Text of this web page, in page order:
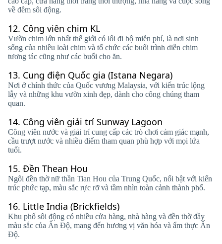
về đêm sôi động.
12. Công viên chim KL
Vườn chim lớn nhất thế giới có lối đi bộ miễn phí, là nơi sinh
sống của nhiều loài chim và tổ chức các buổi trình diễn chim
tương tác cũng như các buổi cho ăn.
13. Cung điện Quốc gia (Istana Negara)
Nơi ở chính thức của Quốc vương Malaysia, với kiến ​​trúc lộng
lẫy và những khu vườn xinh đẹp, dành cho công chúng tham
quan.
14. Công viên giải trí Sunway Lagoon
Công viên nước và giải trí cung cấp các trò chơi cảm giác mạnh,
cầu trượt nước và nhiều điểm tham quan phù hợp với mọi lứa
tuổi.
15. Đền Thean Hou
Ngôi đền thờ nữ thần Tian Hou của Trung Quốc, nổi bật với kiến ​​
trúc phức tạp, màu sắc rực rỡ và tầm nhìn toàn cảnh thành phố.
16. Little India (Brickfields)
Khu phố sôi động có nhiều cửa hàng, nhà hàng và đền thờ đầy
màu sắc của Ấn Độ, mang đến hương vị văn hóa và ẩm thực Ấn
Độ.